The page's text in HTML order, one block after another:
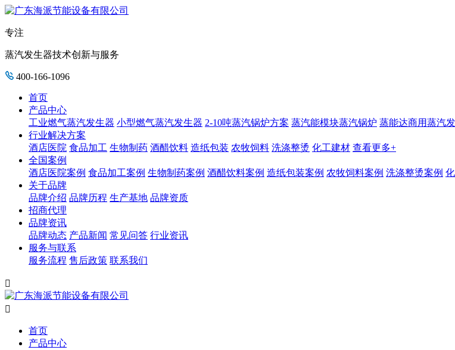
专注
蒸汽发生器技术创新与服务
400-166-1096
首页
产品中心
工业燃气蒸汽发生器 小型燃气蒸汽发生器 2-10吨蒸汽锅炉方案 蒸汽能模块蒸汽锅炉 蒸能达商用蒸汽
行业解决方案
酒店医院 食品加工 生物制药 酒醋饮料 造纸包装 农牧饲料 洗涤整烫 化工建材 查看更多+
全国案例
酒店医院案例 食品加工案例 生物制药案例 酒醋饮料案例 造纸包装案例 农牧饲料案例 洗涤整烫案例
关于品牌
品牌介绍 品牌历程 生产基地 品牌资质
招商代理
品牌资讯
品牌动态 产品新闻 常见问答 行业资讯
服务与联系
服务流程 售后政策 联系我们


首页
产品中心